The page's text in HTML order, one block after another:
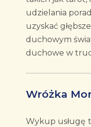
udzielania
uzyskać
duchowym
duchowe w
Wróżka
Wykup usługę